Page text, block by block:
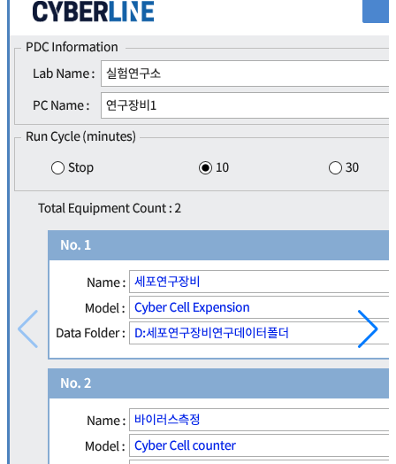
PDM
Product Data Manager
URL 접속 Web 기반 프로그램
수집된 raw data 관리와 전체 실험 장비의 현황을 관리합
니다.
수집된 데이터 저장 및 분류 통한 파일 관리 및 활용
PDP
Product Data Parser
데이터 파싱 구조화 엔진
정형화된 구조의 파일 내용을 구조화된 형태로 적재합니
다.
파일 데이터 Parsing 통한 DB 내 구조적 적재